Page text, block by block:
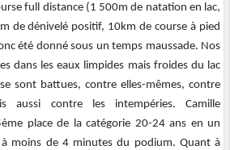
full distance (1 500m de natation en lac,
de dénivelé positif, 10km de course à pied
été donné sous un temps maussade. Nos
dans les eaux limpides mais froides du lac
sont battues, contre elles-mêmes, contre
aussi contre les intempéries. Camille
place de la catégorie 20-24 ans en un
moins de 4 minutes du podium. Quant à